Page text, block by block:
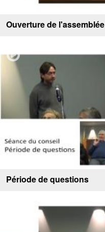
Ouverture de l'assemblée
Période de questions